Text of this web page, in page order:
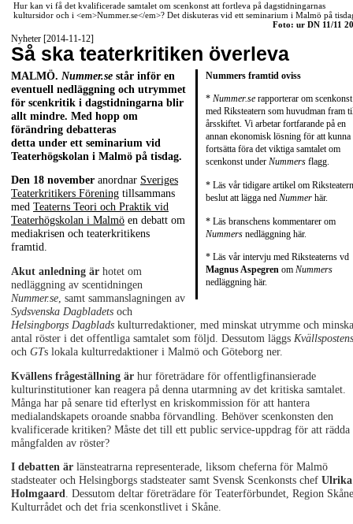
Hur kan vi få det kvalificerade samtalet om scenkonst att fortleva på dagstidningarnas
kultursidor och i <em>Nummer.se</em>? Det diskuteras vid ett seminarium i Malmö på
Foto: ur DN 11/11
Nyheter [2014-11-12]
Så ska teaterkritiken överleva
Nummers framtid oviss
* Nummer.se rapporterar om scenkonst
med Riksteatern som huvudman fram
årsskiftet. Vi arbetar fortfarande på en
annan ekonomisk lösning för att kunna
fortsätta föra det viktiga samtalet om
scenkonst under Nummers flagg.
* Läs vår tidigare artikel om
beslut att lägga ned Nummer här.
* Läs branschens kommentarer om
Nummers nedläggning här.
* Läs vår intervju med Riksteaterns vd
Magnus Aspegren om Nummers
nedläggning här.
MALMÖ. Nummer.se står inför en
eventuell nedläggning och utrymmet
för scenkritik i dagstidningarna blir
allt mindre. Med hopp om
förändring debatteras
detta under ett seminarium vid
Teaterhögskolan i Malmö på tisdag.
Den 18 november anordnar Sveriges
Teaterkritikers Förening tillsammans
med Teaterns Teori och Praktik vid
Teaterhögskolan i Malmö en debatt om
mediakrisen och teaterkritikens
framtid.
Akut anledning är hotet om
nedläggning av scentidningen
Nummer.se, samt sammanslagningen av
Sydsvenska Dagbladets och
Helsingborgs Dagblads kulturredaktioner, med minskat utrymme och
antal röster i det offentliga samtalet som följd. Dessutom läggs Kvällspostens
och GTs lokala kulturredaktioner i Malmö och Göteborg ner.
Kvällens frågeställning är hur företrädare för offentligfinansierade
kulturinstitutioner kan reagera på denna utarmning av det kritiska samtalet.
Många har på senare tid efterlyst en kriskommission för att hantera
medialandskapets oroande snabba förvandling. Behöver scenkonsten den
kvalificerade kritiken? Måste det till ett public service-uppdrag för att rädda
mångfalden av röster?
I debatten är länsteatrarna representerade, liksom cheferna för Malmö
stadsteater och Helsingborgs stadsteater samt Svensk Scenkonsts chef Ulrika
Holmgaard. Dessutom deltar företrädare för Teaterförbundet, Region
Kulturrådet och det fria scenkonstlivet i Skåne.